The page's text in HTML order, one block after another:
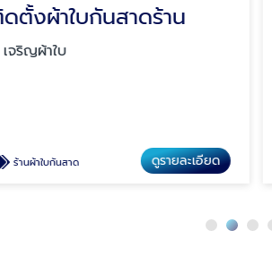
ตั้งผ้าใบกันสาดร้าน
ริญผ้าใบ
นผ้าใบกันสาด ดูรายละเอียด